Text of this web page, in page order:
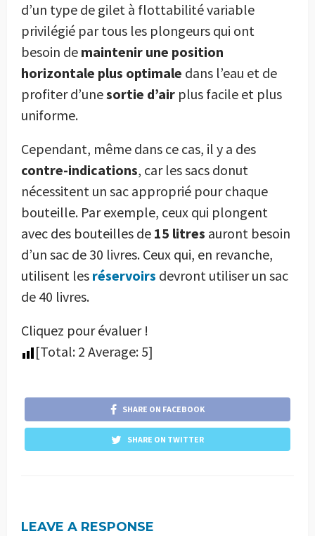
d’un type de gilet à flottabilité variable
privilégié par tous les plongeurs qui ont
besoin de maintenir une position
horizontale plus optimale dans l’eau et de
profiter d’unesortie d’air plus facile et plus
uniforme.
Cependant, même dans ce cas, il y a des
contre-indications, car les sacs donut
nécessitent un sac approprié pour chaque
bouteille. Par exemple, ceux qui plongent
avec des bouteilles de 15 litres auront besoin
d’un sac de 30 livres. Ceux qui, en revanche,
utilisent les réservoirs devront utiliser un sac
de 40 livres.
Cliquez pour évaluer !
[Total: 2 Average: 5]
SHARE ON FACEBOOK
SHARE ON TWITTER
LEAVE A RESPONSE